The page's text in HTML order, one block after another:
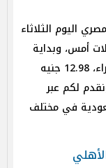
اليوم الثلاثاء
أمس، وبداية
تعاملات اليوم ليستقر عند 13.02 جنيه للشراء، 12.98 جنيه
لكم عبر
في مختلف